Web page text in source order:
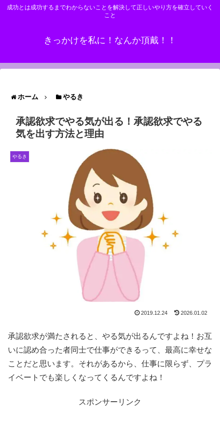
成功とは成功するまでわからないことを解決して正しいやり方を確立していく
こと
きっかけを私に！なんか頂戴！！
ホーム やるき
承認欲求でやる気が出る！承認欲求でやる
気を出す方法と理由
やるき
2019.12.24 2026.01.02
承認欲求が満たされると、やる気が出るんですよね！お互
いに認め合った者同士で仕事ができるって、最高に幸せな
ことだと思います。それがあるから、仕事に限らず、プラ
イベートでも楽しくなってくるんですよね！
スポンサーリンク